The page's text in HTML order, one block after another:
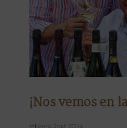
¡Nos vemos en
febrero 2nd, 2024